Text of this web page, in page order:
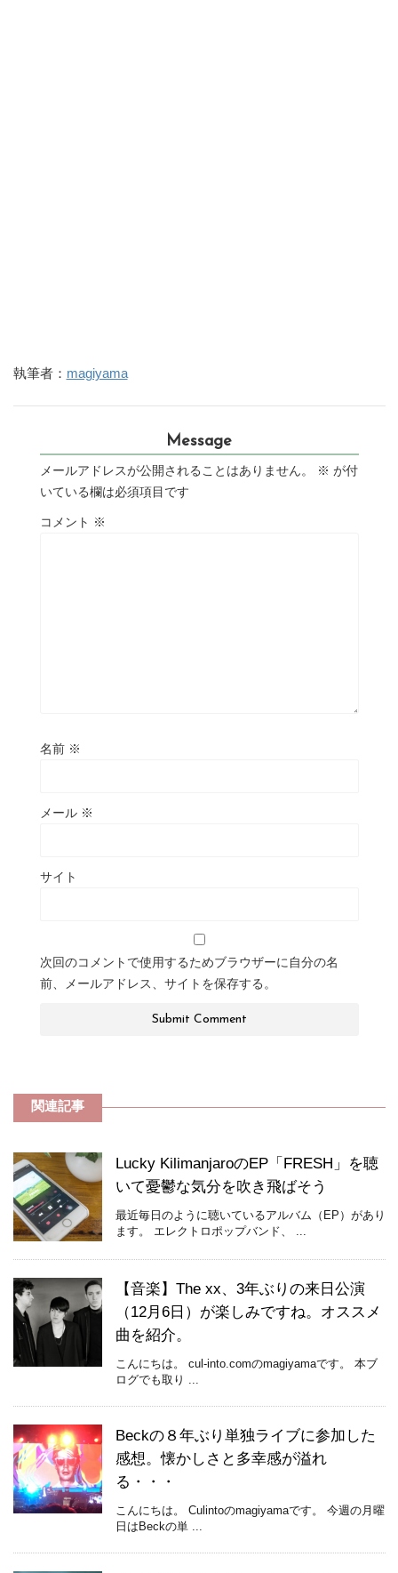
執筆者： magiyama
Message
メールアドレスが公開されることはありません。 ※ が付
いている欄は必須項目です
コメント ※
名前 ※
メール ※
サイト
次回のコメントで使用するためブラウザーに自分の名
前、メールアドレス、サイトを保存する。
関連記事
Lucky KilimanjaroのEP「FRESH」を聴
いて憂鬱な気分を吹き飛ばそう
最近毎日のように聴いているアルバム（EP）があり
ます。 エレクトロポップバンド、 ...
【音楽】The xx、3年ぶりの来日公演
（12月6日）が楽しみですね。オススメ
曲を紹介。
こんにちは。 cul-into.comのmagiyamaです。 本ブ
ログでも取り ...
Beckの８年ぶり単独ライブに参加した
感想。懐かしさと多幸感が溢れ
る・・・
こんにちは。 Culintoのmagiyamaです。 今週の月曜
日はBeckの単 ...